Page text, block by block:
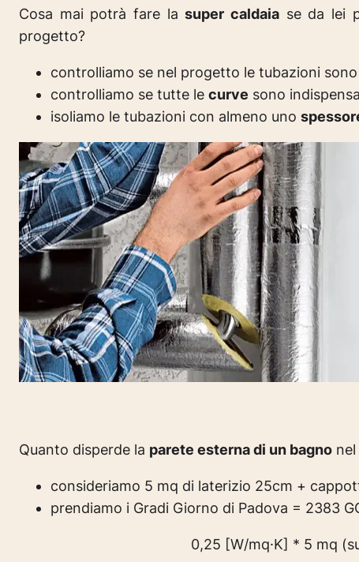
Cosa mai potrà fare lasuper caldaiase da lei
progetto?
controlliamo se nel progetto le tubazioni sono
controlliamo se tutte le curve sono
isoliamo le tubazioni con almeno uno
Quanto disperde la parete esterna di un bagno
consideriamo 5 mq di laterizio 25cm +
prendiamo i Gradi Giorno di Padova = 2383
0,25 [W/mq·K] * 5 mq